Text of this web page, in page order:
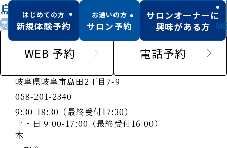
島店
男性可駐車場あり
WEB 予約 電話予約
岐阜県岐阜市島田2丁目7-9
058-201-2340
9:30-18:30（最終受付17:30）
土・日 9:00-17:00（最終受付16:00）
木
はじめての方
新規体験予約
お通いの方
サロン予約
サロンオーナーに
興味がある方